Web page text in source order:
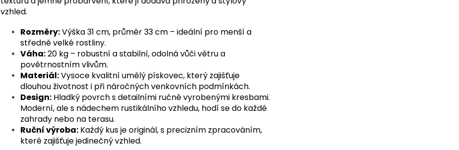
vzhled.
Rozměry:Výška 31 cm, průměr 33 cm – ideální pro menší a
středně velké rostliny.
Váha:20 kg – robustní a stabilní, odolná vůči větru a
povětrnostním vlivům.
Materiál:Vysoce kvalitní umělý pískovec, který zajišťuje
dlouhou životnost i při náročných venkovních podmínkách.
Design: Hladký povrch s detailními ručně vyrobenými kresbami.
Moderní, ale s nádechem rustikálního vzhledu, hodí se do každé
zahrady nebo na terasu.
Ruční výroba: Každý kus je originál, s precizním zpracováním,
které zajišťuje jedinečný vzhled.